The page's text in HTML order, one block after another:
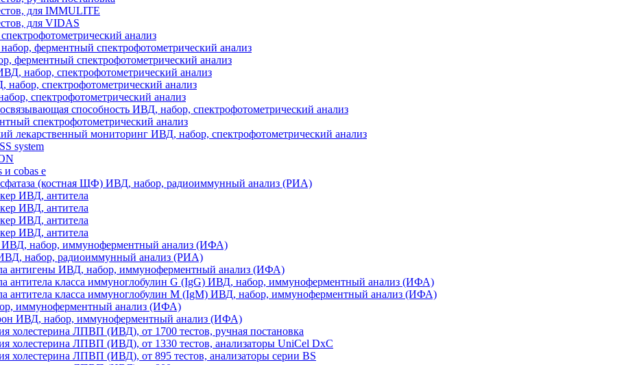
для IMMULITE
для VIDAS
анализ
ферментный спектрофотометрический анализ
ферментный спектрофотометрический анализ
набор, спектрофотометрический анализ
спектрофотометрический анализ
спектрофотометрический анализ
способность ИВД, набор, спектрофотометрический анализ
спектрофотометрический анализ
лекарственный мониторинг ИВД, набор, спектрофотометрический анализ
system
cobas е
(костная ЩФ) ИВД, набор, радиоиммунный анализ (РИА)
ИВД, антитела
ИВД, антитела
ИВД, антитела
ИВД, антитела
ИВД, набор, иммуноферментный анализ (ИФА)
набор, радиоиммунный анализ (РИА)
антигены ИВД, набор, иммуноферментный анализ (ИФА)
антитела класса иммуноглобулин G (IgG) ИВД, набор, иммуноферментный анализ (ИФА)
антитела класса иммуноглобулин М (IgМ) ИВД, набор, иммуноферментный анализ (ИФА)
иммуноферментный анализ (ИФА)
ИВД, набор, иммуноферментный анализ (ИФА)
холестерина ЛПВП (ИВД), от 1700 тестов, ручная постановка
холестерина ЛПВП (ИВД), от 1330 тестов, анализаторы UniCel DxC
холестерина ЛПВП (ИВД), от 895 тестов, анализаторы серии BS